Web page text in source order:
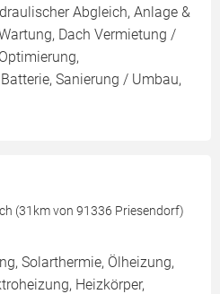
Abgleich, Anlage &
Dach Vermietung /
Sanierung / Umbau,
(31km von 91336 Priesendorf)
Solarthermie, Ölheizung,
Heizkörper,